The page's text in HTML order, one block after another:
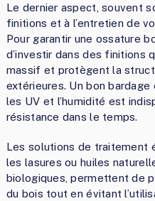
Le dernier aspect, souvent
finitions et à l’entretien de
Pour garantir une ossature
d’investir dans des finitions
massif et protègent la
extérieures. Un bon
les UV et l’humidité est
résistance dans le temps.
Les solutions de traitement
les lasures ou huiles
biologiques, permettent de
du bois tout en évitant